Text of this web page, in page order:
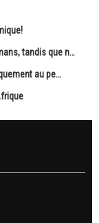
tandis que n…
au pe…